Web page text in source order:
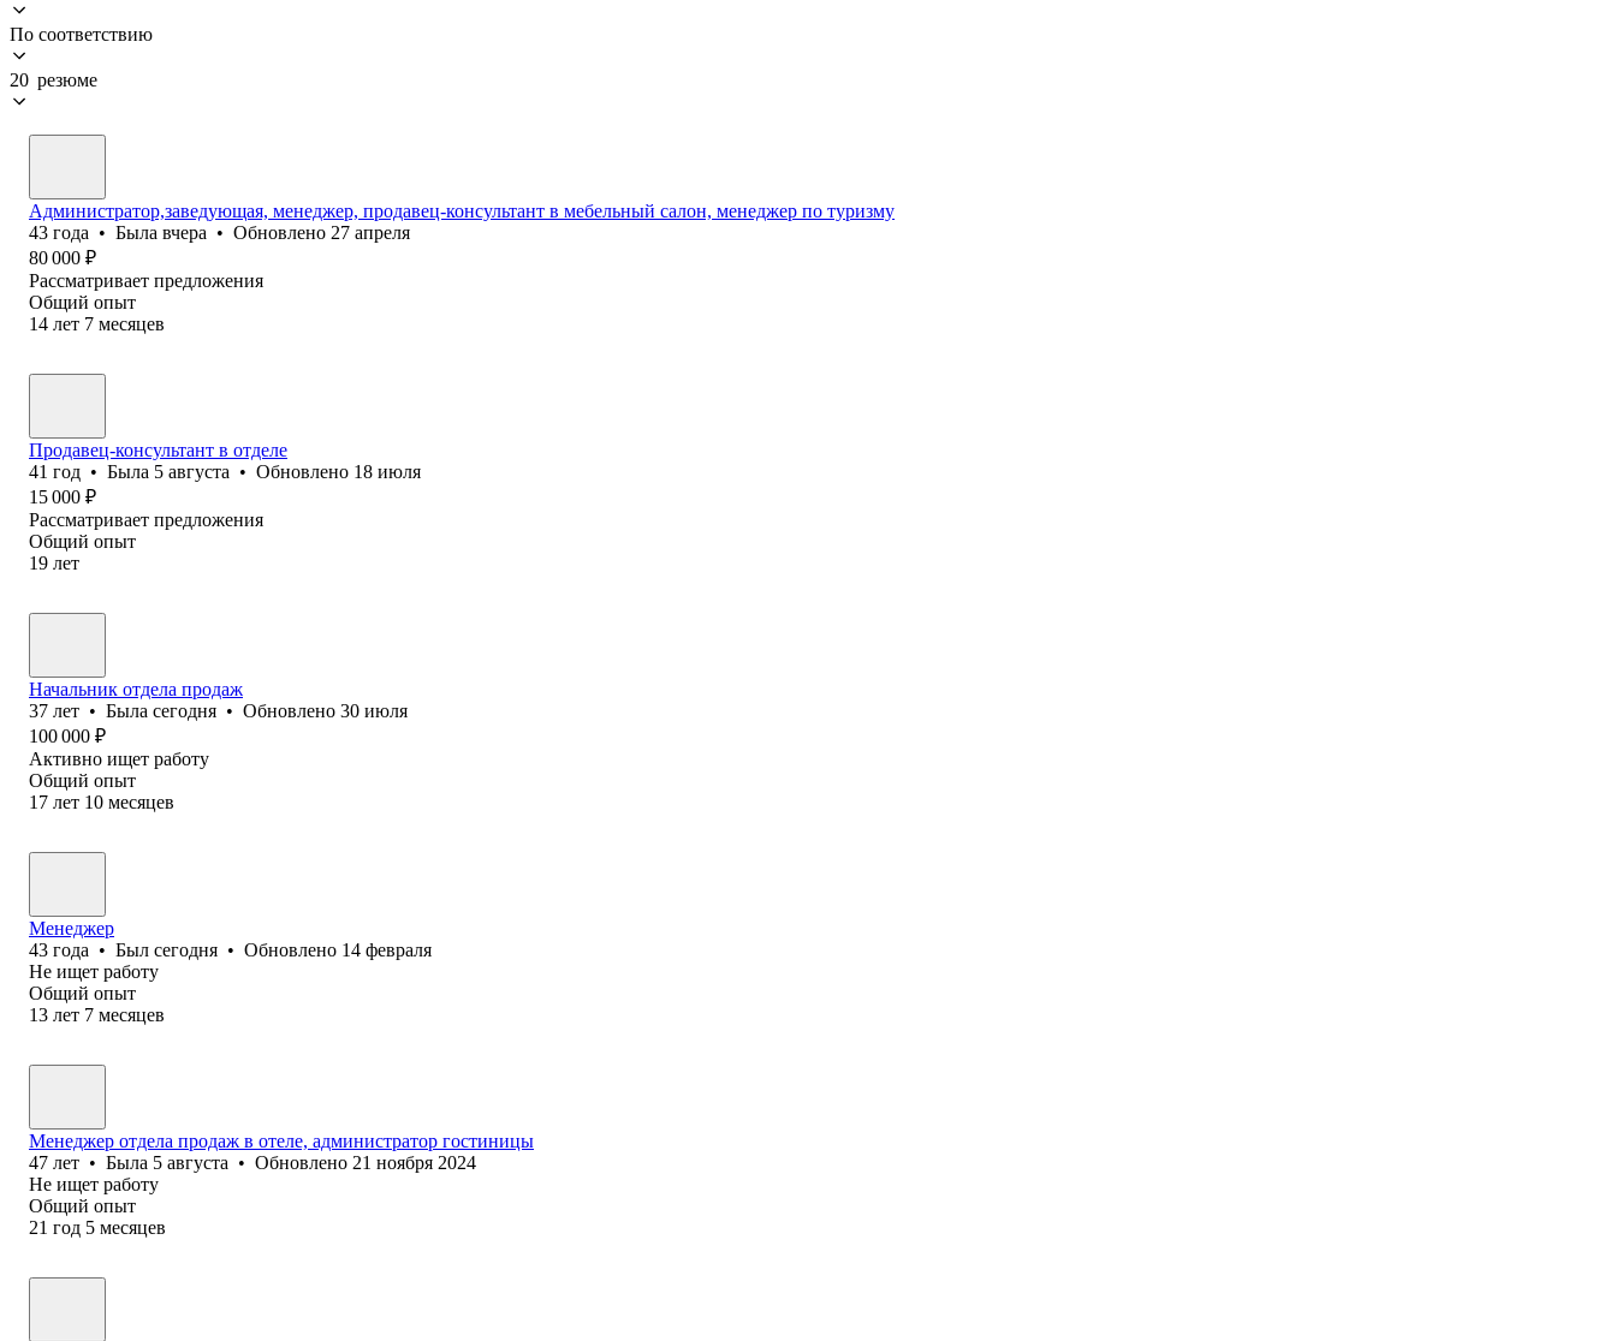
По соответствию
20 резюме
Администратор,заведующая, менеджер, продавец-консультант в мебельный салон, менеджер по туризму
43 года • Была вчера • Обновлено 27 апреля
80 000 ₽
Рассматривает предложения
Общий опыт
14 лет 7 месяцев
Продавец-консультант в отделе
41 год • Была 5 августа • Обновлено 18 июля
15 000 ₽
Рассматривает предложения
Общий опыт
19 лет
Начальник отдела продаж
37 лет • Была сегодня • Обновлено 30 июля
100 000 ₽
Активно ищет работу
Общий опыт
17 лет 10 месяцев
Менеджер
43 года • Был сегодня • Обновлено 14 февраля
Не ищет работу
Общий опыт
13 лет 7 месяцев
Менеджер отдела продаж в отеле, администратор гостиницы
47 лет • Была 5 августа • Обновлено 21 ноября 2024
Не ищет работу
Общий опыт
21 год 5 месяцев